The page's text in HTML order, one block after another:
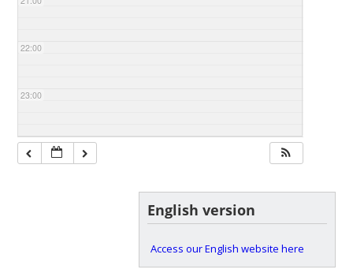
22:00
23:00
English version
Access our English website here